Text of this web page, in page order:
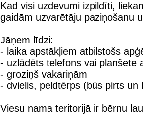
Kad visi uzdevumi izpildīti,
gaidām uzvarētāju paziņošanu
Jāņem līdzi:
- laika apstākļiem atbilstošs
- uzlādēts telefons vai planšete
- groziņš vakariņām
- dvielis, peldtērps (būs pirts un
Viesu nama teritorijā ir bērnu